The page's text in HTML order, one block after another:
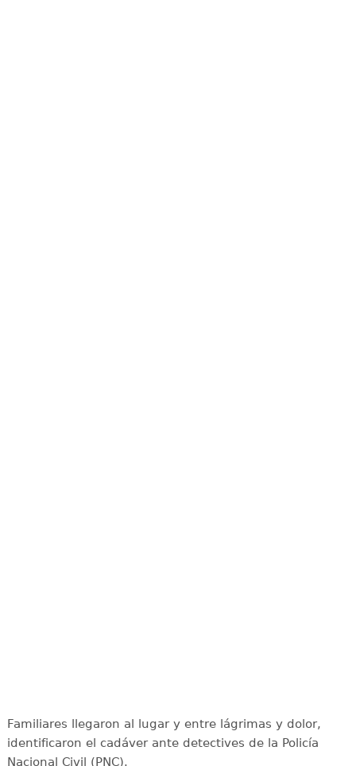
Familiares llegaron al lugar y entre lágrimas y dolor,
identificaron el cadáver ante detectives de la Policía
Nacional Civil (PNC).